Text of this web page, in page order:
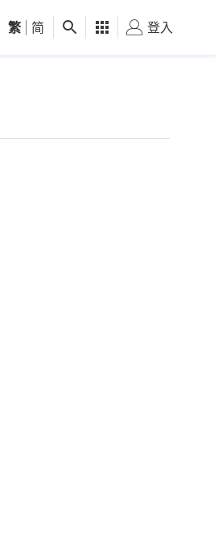
觀點 健康 好食玩飛
繁 简 登入